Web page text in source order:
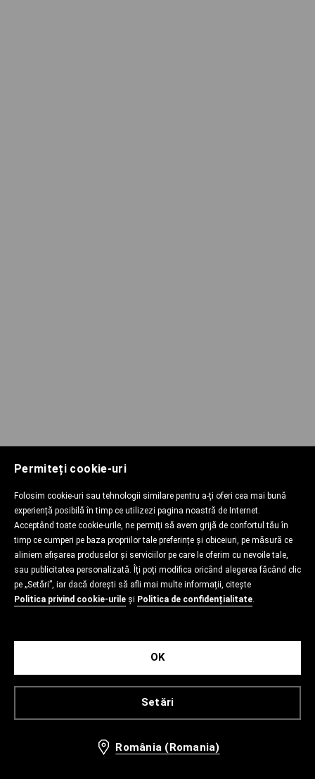
Permiteți cookie-uri
Folosim cookie-uri sau tehnologii similare pentru a-ți oferi cea mai bună
experiență posibilă în timp ce utilizezi pagina noastră de Internet.
Acceptând toate cookie-urile, ne permiți să avem grijă de confortul tău în
timp ce cumperi pe baza propriilor tale preferințe și obiceiuri, pe măsură ce
aliniem afișarea produselor și serviciilor pe care le oferim cu nevoile tale,
sau publicitatea personalizată. Îți poți modifica oricând alegerea făcând clic
pe „Setări”, iar dacă dorești să afli mai multe informații, citește
Politica privind cookie-urile și Politica de confidențialitate.
Setări
OK
România (Romania)